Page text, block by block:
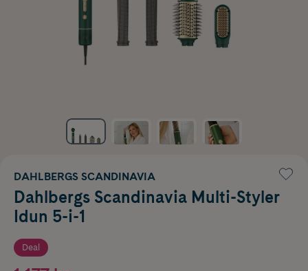
DAHLBERGS SCANDINAVIA
Dahlbergs Scandinavia Multi-Styler
Idun 5-i-1
Deal